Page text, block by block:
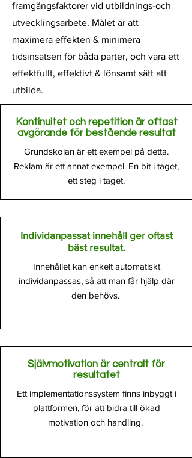
framgångsfaktorer vid utbildnings-och
utvecklingsarbete. Målet är att
maximera effekten & minimera
tidsinsatsen för båda parter, och vara ett
effektfullt, effektivt & lönsamt sätt att
utbilda.
Kontinuitet och repetition är oftast
avgörande för bestående resultat
Grundskolan är ett exempel på detta.
Reklam är ett annat exempel. En bit i taget,
ett steg i taget.
Individanpassat innehåll ger oftast
bäst resultat.
Innehållet kan enkelt automatiskt
individanpassas, så att man får hjälp där
den behövs.
Självmotivation är centralt för
resultatet
Ett implementationssystem finns inbyggt i
plattformen, för att bidra till ökad
motivation och handling.